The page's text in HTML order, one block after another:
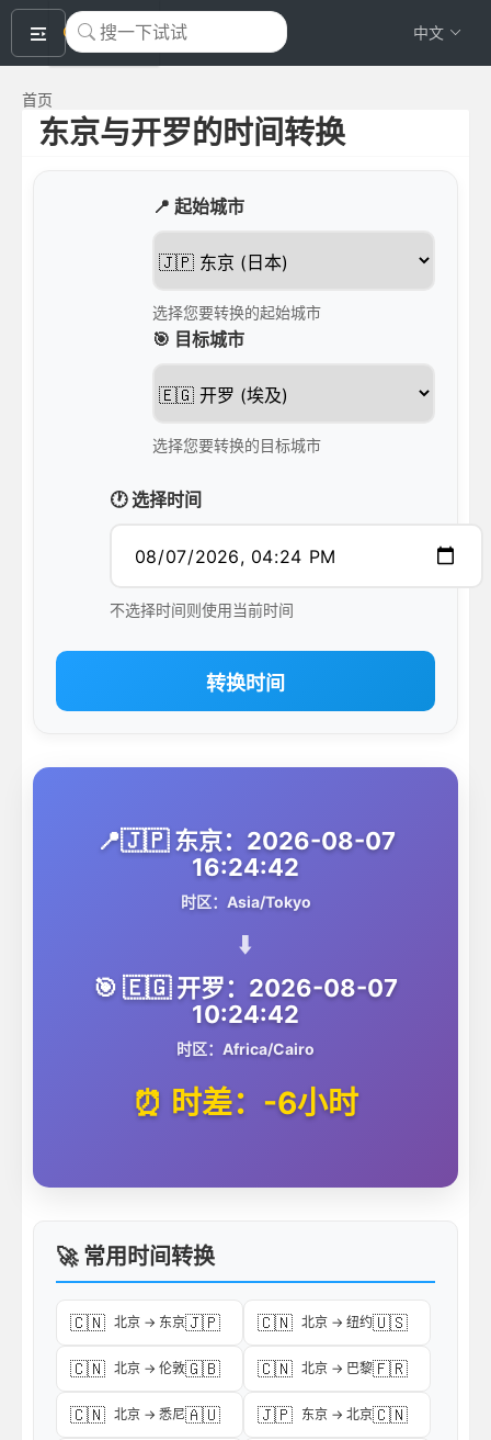
okeyTool 中文
首页
东京与开罗的时间转换
📍 起始城市
选择您要转换的起始城市
🎯 目标城市
选择您要转换的目标城市
🕐 选择时间
不选择时间则使用当前时间
转换时间
📍🇯🇵 东京：2026-08-07
16:24:42
时区：Asia/Tokyo
⬇️
🎯 🇪🇬 开罗：2026-08-07
10:24:42
时区：Africa/Cairo
⏰ 时差：-6小时
🚀 常用时间转换
🇨🇳 北京 → 东京🇯🇵 🇨🇳 北京 → 纽约🇺🇸
🇨🇳 北京 → 伦敦🇬🇧 🇨🇳 北京 → 巴黎🇫🇷
🇨🇳 北京 → 悉尼🇦🇺 🇯🇵 东京 → 北京🇨🇳